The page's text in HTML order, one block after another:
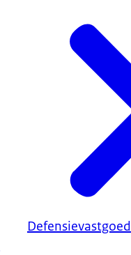
Defensievastgoed